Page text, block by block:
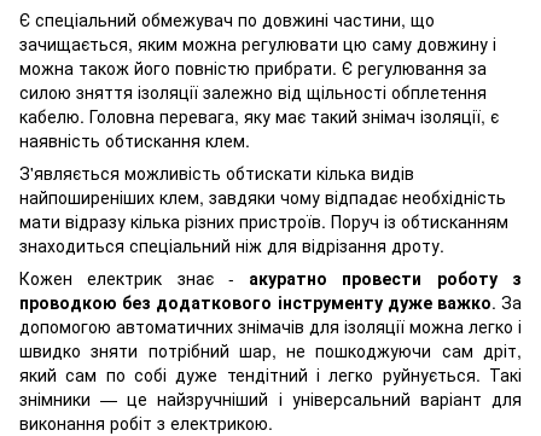
Є спеціальний обмежувач по довжині частини, що
зачищається, яким можна регулювати цю саму довжину і
можна також його повністю прибрати. Є регулювання за
силою зняття ізоляції залежно від щільності обплетення
кабелю. Головна перевага, яку має такий знімач ізоляції, є
наявність обтискання клем.
З'являється можливість обтискати кілька видів
найпоширеніших клем, завдяки чому відпадає необхідність
мати відразу кілька різних пристроїв. Поруч із обтисканням
знаходиться спеціальний ніж для відрізання дроту.
Кожен електрик знає - акуратно провести роботу з
проводкою без додаткового інструменту дуже важко. За
допомогою автоматичних знімачів для ізоляції можна легко і
швидко зняти потрібний шар, не пошкоджуючи сам дріт,
який сам по собі дуже тендітний і легко руйнується. Такі
знімники — це найзручніший і універсальний варіант для
виконання робіт з електрикою.